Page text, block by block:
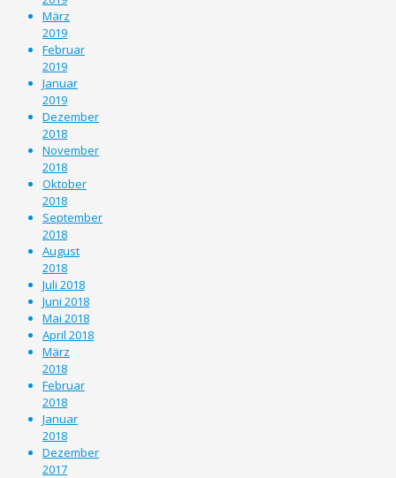
März
2019
Februar
2019
Januar
2019
Dezember
2018
November
2018
Oktober
2018
September
2018
August
2018
Juli 2018
Juni 2018
Mai 2018
April 2018
März
2018
Februar
2018
Januar
2018
Dezember
2017